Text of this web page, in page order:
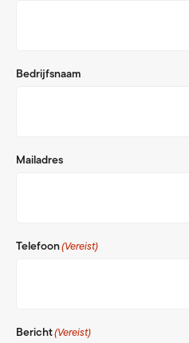
Bedrijfsnaam
Mailadres
Telefoon(Vereist)
Bericht(Vereist)